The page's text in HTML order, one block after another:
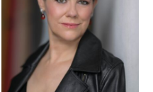
(Adriana Lecouvreur),
Preziosilla, Fremde
(Giulio Cesare in
von Reimanns
erschienen), Iokaste